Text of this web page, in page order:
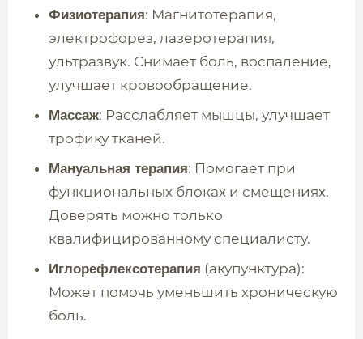
Физиотерапия: Магнитотерапия,
электрофорез, лазеротерапия,
ультразвук. Снимает боль, воспаление,
улучшает кровообращение.
Массаж: Расслабляет мышцы, улучшает
трофику тканей.
Мануальная терапия: Помогает при
функциональных блоках и смещениях.
Доверять можно только
квалифицированному специалисту.
Иглорефлексотерапия (акупунктура):
Может помочь уменьшить хроническую
боль.